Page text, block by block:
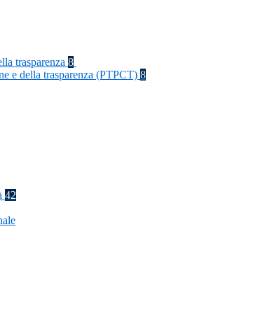
trasparenza 8
e della trasparenza (PTPCT) 8
42